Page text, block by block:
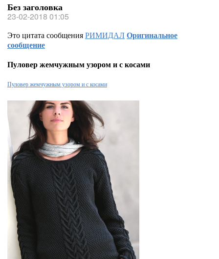
Без заголовка
23-02-2018 01:05
Это цитата сообщенияРИМИДАЛОригинальное
сообщение
Пуловер жемчужным узором и с косами
Пуловер жемчужным узором и с косами